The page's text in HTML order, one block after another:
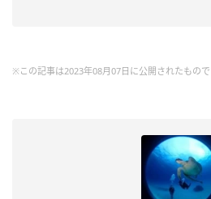
※この記事は2023年08月07日に公開されたもの